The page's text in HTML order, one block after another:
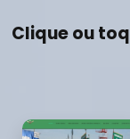
Cliqueoutoq